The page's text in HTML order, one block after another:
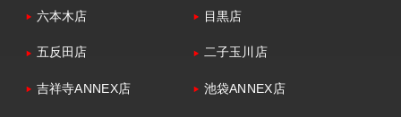
六本木店 目黒店
五反田店 二子玉川店
吉祥寺ANNEX店 池袋ANNEX店